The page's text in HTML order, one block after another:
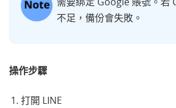
不足，備份會失敗。
操作步驟
打開 LINE